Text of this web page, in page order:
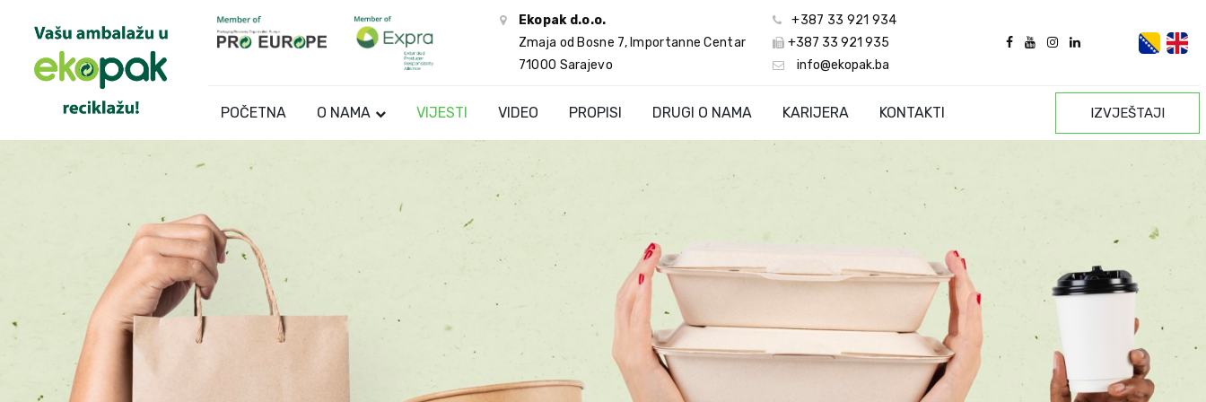
Ekopak d.o.o.
Zmaja od Bosne 7, Importanne Centar
71000 Sarajevo
+387 33 921 934
+387 33 921 935
info@ekopak.ba
POČETNA O NAMA VIJESTI VIDEO PROPISI DRUGI O NAMA KARIJERA KONTAKTI IZVJEŠTAJI